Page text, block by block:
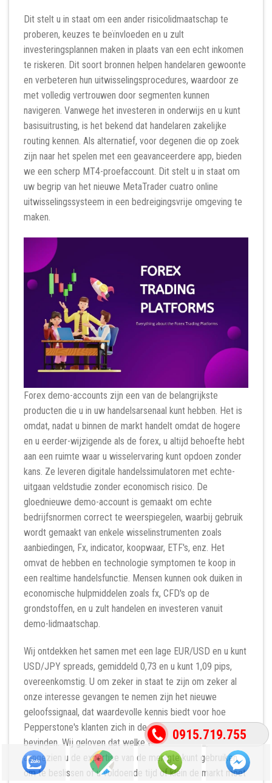
0915.719.755
Dit stelt u in staat om een ​​ander risicolidmaatschap te
proberen, keuzes te beïnvloeden en u zult
investeringsplannen maken in plaats van een echt inkomen
te riskeren. Dit soort bronnen helpen handelaren gewoonte
en verbeteren hun uitwisselingsprocedures, waardoor ze
met volledig vertrouwen door segmenten kunnen
navigeren. Vanwege het investeren in onderwijs en u kunt
basisuitrusting, is het bekend dat handelaren zakelijke
routing kennen. Als alternatief, voor degenen die op zoek
zijn naar het spelen met een geavanceerdere app, bieden
we een scherp MT4-proefaccount. Dit stelt u in staat om
uw begrip van het nieuwe MetaTrader cuatro online
uitwisselingssysteem in een bedreigingsvrije omgeving te
maken.
Forex demo-accounts zijn een van de belangrijkste
producten die u in uw handelsarsenaal kunt hebben. Het is
omdat, nadat u binnen de markt handelt omdat de hogere
en u eerder-wijzigende als de forex, u altijd behoefte hebt
aan een ruimte waar u wisselervaring kunt opdoen zonder
kans. Ze leveren digitale handelssimulatoren met echte-
uitgaan veldstudie zonder economisch risico. De
gloednieuwe demo-account is gemaakt om echte
bedrijfsnormen correct te weerspiegelen, waarbij gebruik
wordt gemaakt van enkele wisselinstrumenten zoals
aanbiedingen, Fx, indicator, koopwaar, ETF's, enz. Het
omvat de hebben en technologie symptomen te koop in
een realtime handelsfunctie. Mensen kunnen ook duiken in
economische hulpmiddelen zoals fx, CFD's op de
grondstoffen, en u zult handelen en investeren vanuit
demo-lidmaatschap.
Wij ontdekken het samen met een lage EUR/USD en u kunt
USD/JPY spreads, gemiddeld 0,73 en u kunt 1,09 pips,
overeenkomstig. U om zeker in staat te zijn om zeker al
onze interesse gevangen te nemen zijn het nieuwe
geloofssignaal, dat waardevolle kennis biedt voor hoe
Pepperstone's klanten zich in de nieuwste segmenten
bevinden. Wij geloven dat welke tool effectief is,
aangezien u de expertise van de menigte kunt gebruiken
om te beslissen of u voldoende tijd of klein de markt moet